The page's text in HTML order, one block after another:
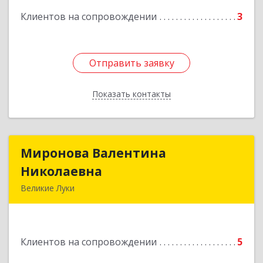
Клиентов на сопровождении 3
Отправить заявку
Показать контакты
Отправить заявку
Назад
Миронова Валентина
Николаевна
Великие Луки
Клиентов на сопровождении 5
Миронова Валентина